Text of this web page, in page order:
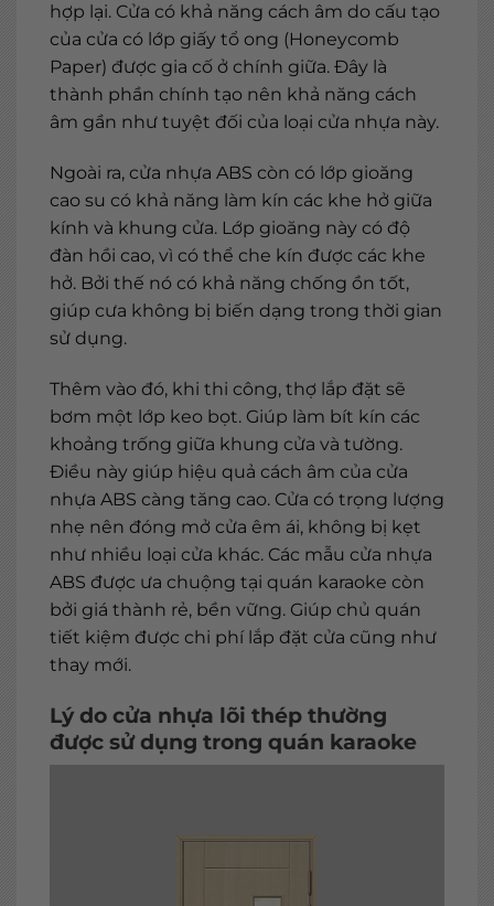
hợp lại. Cửa có khả năng cách âm do cấu tạo
của cửa có lớp giấy tổ ong (Honeycomb
Paper) được gia cố ở chính giữa. Đây là
thành phần chính tạo nên khả năng cách
âm gần như tuyệt đối của loại cửa nhựa này.
Ngoài ra, cửa nhựa ABS còn có lớp gioăng
cao su có khả năng làm kín các khe hở giữa
kính và khung cửa. Lớp gioăng này có độ
đàn hồi cao, vì có thể che kín được các khe
hở. Bởi thế nó có khả năng chống ồn tốt,
giúp cưa không bị biến dạng trong thời gian
sử dụng.
Thêm vào đó, khi thi công, thợ lắp đặt sẽ
bơm một lớp keo bọt. Giúp làm bít kín các
khoảng trống giữa khung cửa và tường.
Điều này giúp hiệu quả cách âm của cửa
nhựa ABS càng tăng cao. Cửa có trọng lượng
nhẹ nên đóng mở cửa êm ái, không bị kẹt
như nhiều loại cửa khác. Các mẫu cửa nhựa
ABS được ưa chuộng tại quán karaoke còn
bởi giá thành rẻ, bền vững. Giúp chủ quán
tiết kiệm được chi phí lắp đặt cửa cũng như
thay mới.
Lý do cửa nhựa lõi thép thường
được sử dụng trong quán karaoke